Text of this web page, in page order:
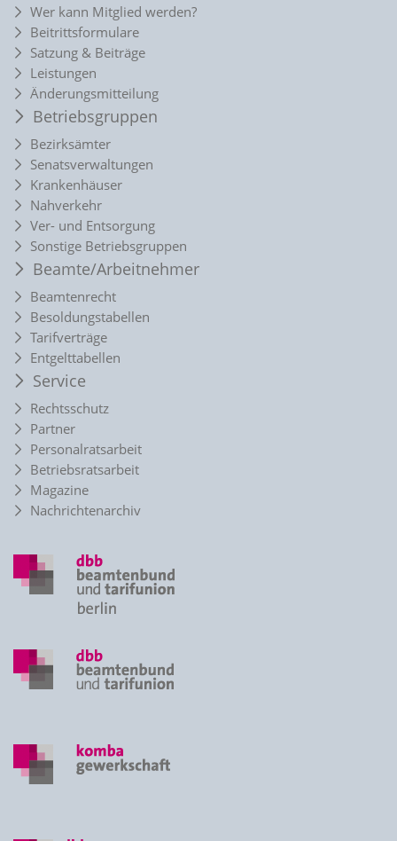
Wer kann Mitglied werden?
Beitrittsformulare
Satzung & Beiträge
Leistungen
Änderungsmitteilung
Betriebsgruppen
Bezirksämter
Senatsverwaltungen
Krankenhäuser
Nahverkehr
Ver- und Entsorgung
Sonstige Betriebsgruppen
Beamte/Arbeitnehmer
Beamtenrecht
Besoldungstabellen
Tarifverträge
Entgelttabellen
Service
Rechtsschutz
Partner
Personalratsarbeit
Betriebsratsarbeit
Magazine
Nachrichtenarchiv